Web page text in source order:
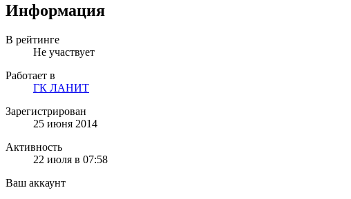
Информация
В рейтинге
Не участвует
Работает в
ГК ЛАНИТ
Зарегистрирован
25 июня 2014
Активность
22 июля в 07:58
Ваш аккаунт